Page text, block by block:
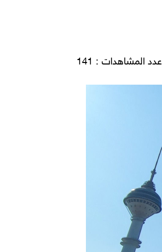
عدد المشاهدات : 141